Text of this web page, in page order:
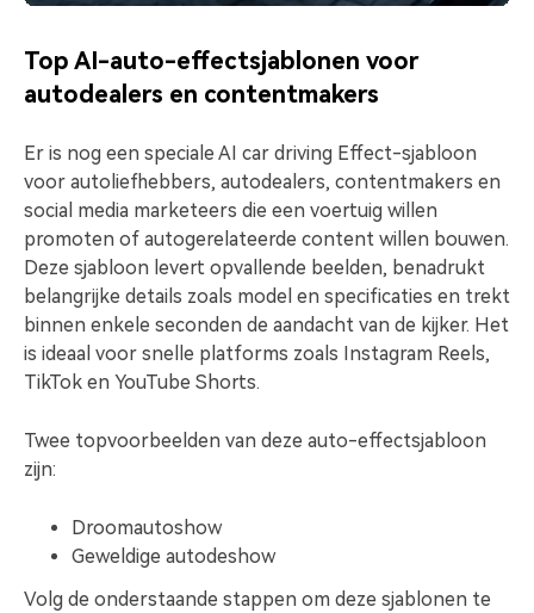
Top AI-auto-effectsjablonen voor
autodealers en contentmakers
Er is nog een speciale AI car driving Effect-sjabloon
voor autoliefhebbers, autodealers, contentmakers en
social media marketeers die een voertuig willen
promoten of autogerelateerde content willen bouwen.
Deze sjabloon levert opvallende beelden, benadrukt
belangrijke details zoals model en specificaties en trekt
binnen enkele seconden de aandacht van de kijker. Het
is ideaal voor snelle platforms zoals Instagram Reels,
TikTok en YouTube Shorts.
Twee topvoorbeelden van deze auto-effectsjabloon
zijn:
Droomautoshow
Geweldige autodeshow
Volg de onderstaande stappen om deze sjablonen te